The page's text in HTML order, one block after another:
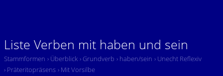
Liste Verben mit haben und sein
Stammformen › Überblick › Grundverb › haben/sein › Unecht Reflexiv
› Präteritopräsens › Mit Vorsilbe